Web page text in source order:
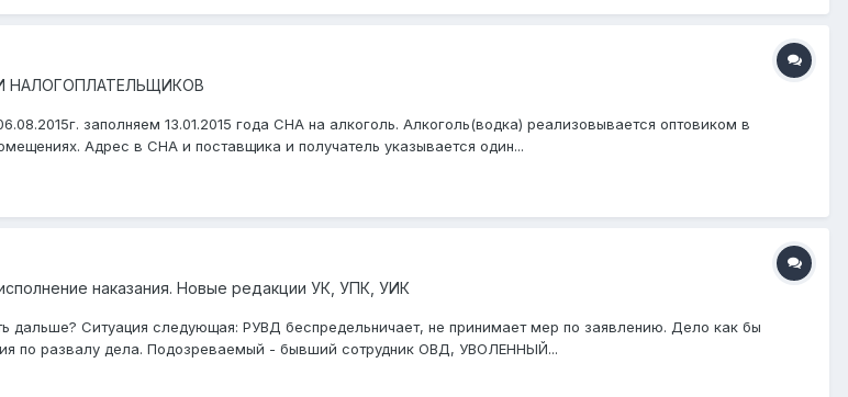
НАЛОГОПЛАТЕЛЬЩИКОВ
заполняем 13.01.2015 года СНА на алкоголь. Алкоголь(водка) реализовывается оптовиком в
Адрес в СНА и поставщика и получатель указывается один...
наказания. Новые редакции УК, УПК, УИК
дальше? Ситуация следующая: РУВД беспредельничает, не принимает мер по заявлению. Дело как бы
по развалу дела. Подозреваемый - бывший сотрудник ОВД, УВОЛЕННЫЙ...